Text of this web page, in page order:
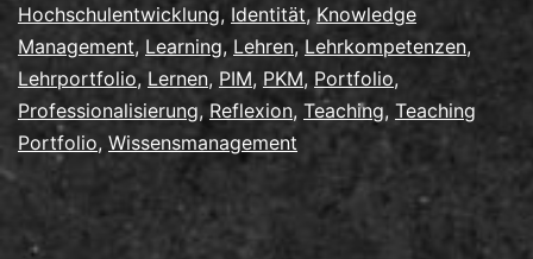
Hochschulentwicklung, Identität, Knowledge
Management, Learning, Lehren, Lehrkompetenzen,
Lehrportfolio, Lernen, PIM, PKM, Portfolio,
Professionalisierung, Reflexion, Teaching, Teaching
Portfolio, Wissensmanagement